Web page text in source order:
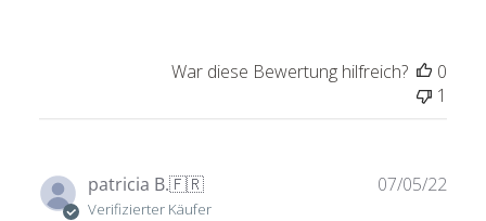
War diese Bewertung hilfreich?
0
1
patricia B.🇫🇷
Verifizierter Käufer
07/05/22